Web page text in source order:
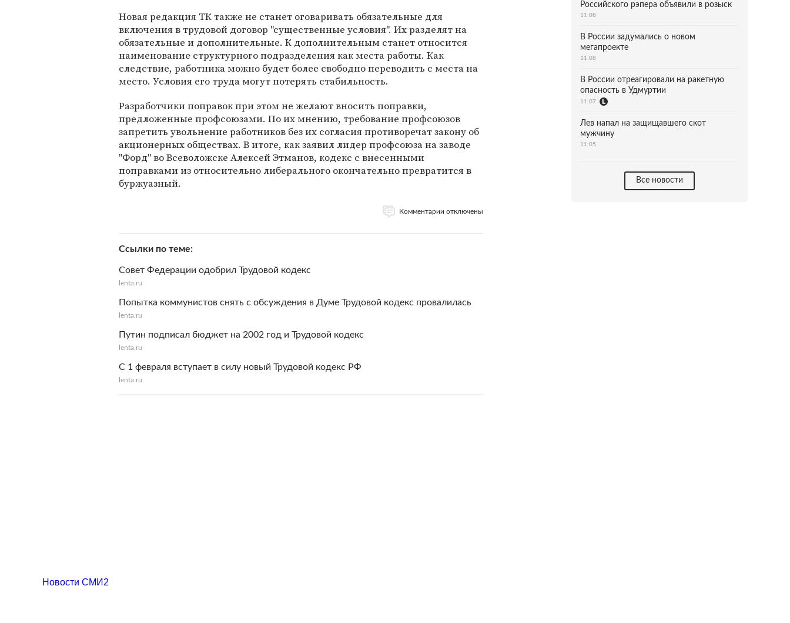
Новая редакция ТК также не станет оговаривать обязательные для
включения в трудовой договор "существенные условия". Их разделят на
обязательные и дополнительные. К дополнительным станет относится
наименование структурного подразделения как места работы. Как
следствие, работника можно будет более свободно переводить с места на
место. Условия его труда могут потерять стабильность.
Разработчики поправок при этом не желают вносить поправки,
предложенные профсоюзами. По их мнению, требование профсоюзов
запретить увольнение работников без их согласия противоречат закону об
акционерных обществах. В итоге, как заявил лидер профсоюза на заводе
"Форд" во Всеволожске Алексей Этманов, кодекс с внесенными
поправками из относительно либерального окончательно превратится в
буржуазный.
Комментарии отключены
Ссылки по теме
Совет Федерации одобрил Трудовой кодекс
lenta.ru
Попытка коммунистов снять с обсуждения в Думе Трудовой кодекс провалилась
lenta.ru
Путин подписал бюджет на 2002 год и Трудовой кодекс
lenta.ru
С 1 февраля вступает в силу новый Трудовой кодекс РФ
lenta.ru
Российского рэпера объявили в розыск
11:08
В России задумались о новом
мегапроекте
11:08
В России отреагировали на ракетную
опасность в Удмуртии
11:07
Лев напал на защищавшего скот
мужчину
11:05
Все новости
Новости СМИ2